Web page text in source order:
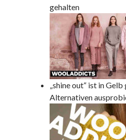
gehalten
„shine out“ ist in
Alternativen